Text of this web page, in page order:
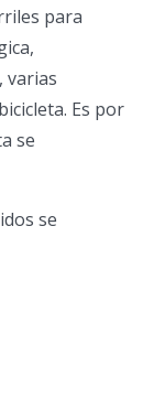
para
varias
Es por
se
se